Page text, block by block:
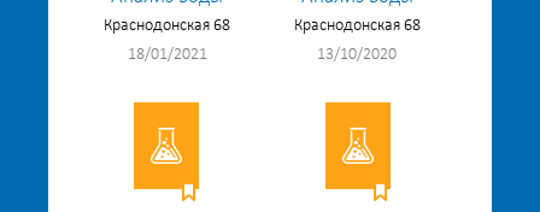
Краснодонская 68
18/01/2021
Краснодонская 68
13/10/2020